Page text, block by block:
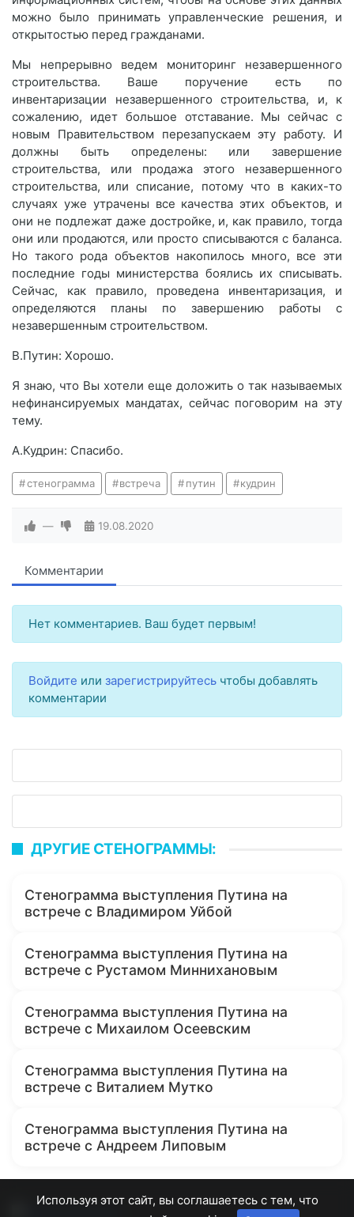
можно было принимать управленческие решения, и
открытостью перед гражданами.
Мы непрерывно ведем мониторинг незавершенного
строительства. Ваше поручение есть по
инвентаризации незавершенного строительства, и, к
сожалению, идет большое отставание. Мы сейчас с
новым Правительством перезапускаем эту работу. И
должны быть определены: или завершение
строительства, или продажа этого незавершенного
строительства, или списание, потому что в каких-то
случаях уже утрачены все качества этих объектов, и
они не подлежат даже достройке, и, как правило, тогда
они или продаются, или просто списываются с баланса.
Но такого рода объектов накопилось много, все эти
последние годы министерства боялись их списывать.
Сейчас, как правило, проведена инвентаризация, и
определяются планы по завершению работы с
незавершенным строительством.
В.Путин: Хорошо.
Я знаю, что Вы хотели еще доложить о так называемых
нефинансируемых мандатах, сейчас поговорим на эту
тему.
А.Кудрин: Спасибо.
стенограмма встреча путин кудрин
— 19.08.2020
Комментарии
Нет комментариев. Ваш будет первым!
Войдите или зарегистрируйтесь чтобы добавлять
комментарии
ДРУГИЕ СТЕНОГРАММЫ:
Стенограмма выступления Путина на
встрече с Владимиром Уйбой
Стенограмма выступления Путина на
встрече с Рустамом Миннихановым
Стенограмма выступления Путина на
встрече с Михаилом Осеевским
Стенограмма выступления Путина на
встрече с Виталием Мутко
Стенограмма выступления Путина на
встрече с Андреем Липовым
Используя этот сайт, вы соглашаетесь с тем, что